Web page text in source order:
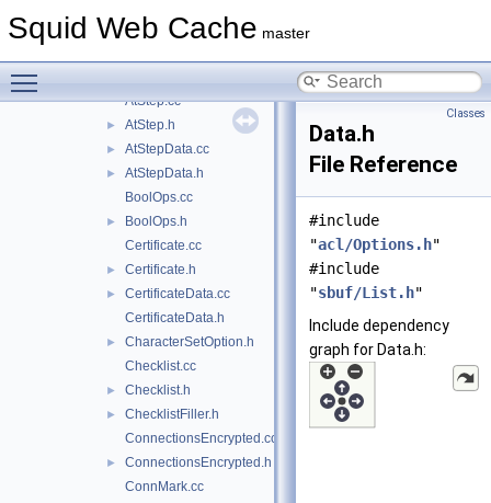
Squid Web Cache master
► AnyOf.h
AtStep.cc
► AtStep.h
► AtStepData.cc
►
AtStepData.h
BoolOps.cc
►
BoolOps.h
Certificate.cc
► Certificate.h
►
CertificateData.cc
CertificateData.h
►
CharacterSetOption.h
Checklist.cc
► Checklist.h
►
ChecklistFiller.h
ConnectionsEncrypted.cc
►
ConnectionsEncrypted.h
ConnMark.cc
Classes
Data.h
File Reference
#include
"acl/Options.h"
#include
"sbuf/List.h"
Include dependency
graph for Data.h: